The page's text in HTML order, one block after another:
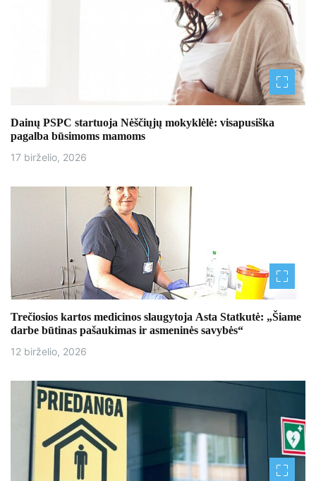
a
r
š
ų
Dainų PSPC startuoja Nėščiųjų mokyklėlė: visapusiška
pagalba būsimoms mamoms
17 birželio, 2026
Trečiosios kartos medicinos slaugytoja Asta Statkutė: „Šiame
darbe būtinas pašaukimas ir asmeninės savybės“
12 birželio, 2026